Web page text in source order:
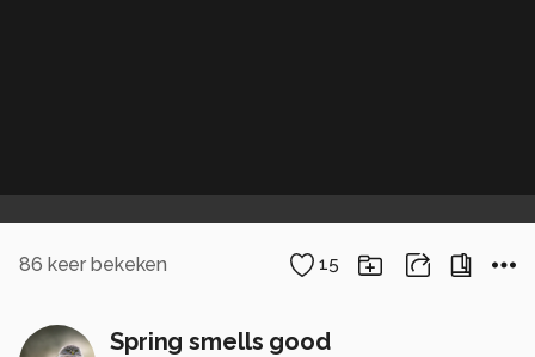
86 keer bekeken 15
Spring smells good